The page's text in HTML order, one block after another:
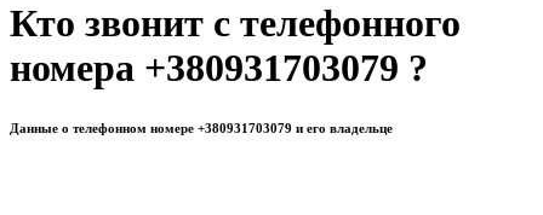
Кто звонит с телефонного
номера +380931703079 ?
Данные о телефонном номере +380931703079 и его владельце